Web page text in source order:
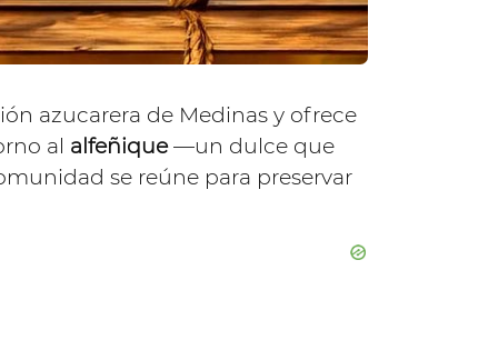
azucarera de Medinas y ofrece
al alfeñique—un dulce que
se reúne para preservar